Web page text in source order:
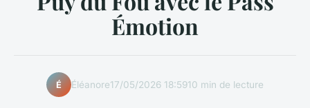
Émotion
É Éléanore17/05/2026 18:5910 min de lecture